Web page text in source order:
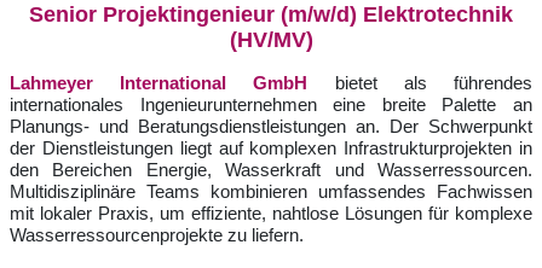
Senior Projektingenieur (m/w/d) Elektrotechnik
(HV/MV)
Lahmeyer International GmbH bietet als führendes
internationales Ingenieurunternehmen eine breite Palette an
Planungs- und Beratungsdienstleistungen an. Der Schwerpunkt
der Dienstleistungen liegt auf komplexen Infrastrukturprojekten in
den Bereichen Energie, Wasserkraft und Wasserressourcen.
Multidisziplinäre Teams kombinieren umfassendes Fachwissen
mit lokaler Praxis, um effiziente, nahtlose Lösungen für komplexe
Wasserressourcenprojekte zu liefern.